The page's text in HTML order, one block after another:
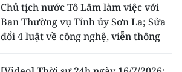
Chủ tịch nước Tô Lâm làm việc với
Ban Thường vụ Tỉnh ủy Sơn La; Sửa
đổi 4 luật về công nghệ, viễn thông